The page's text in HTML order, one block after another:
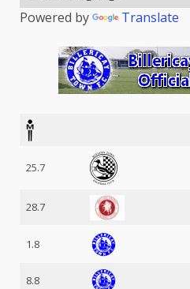
Powered by Translate
25.7
28.7
1.8
8.8